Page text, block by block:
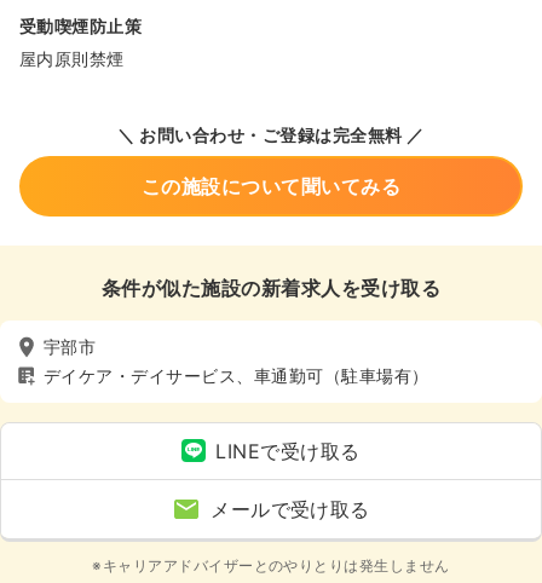
受動喫煙防止策
屋内原則禁煙
＼ お問い合わせ・ご登録は完全無料 ／
この施設について聞いてみる
条件が似た施設の新着求人を受け取る
宇部市
デイケア・デイサービス、車通勤可（駐車場有）
LINEで受け取る
メールで受け取る
※キャリアアドバイザーとのやりとりは発生しません